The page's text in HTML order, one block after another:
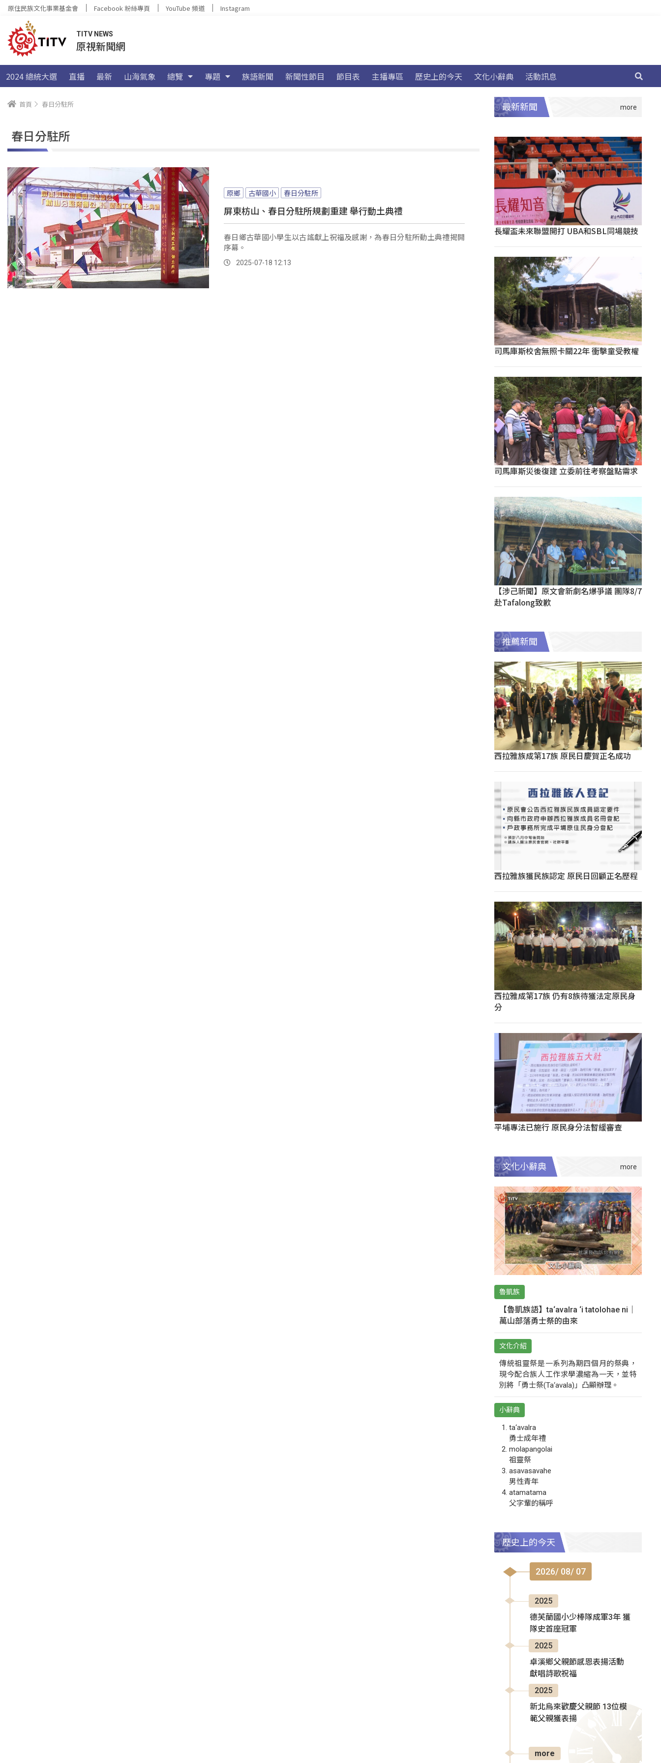
原住民族文化事業基金會 Facebook 粉絲專頁 YouTube 頻道 Instagram
TITV NEWS
原視新聞網
2024 總統大選 直播 最新 山海氣象 總覽 專題 族語新聞 新聞性節目 節目表 主播專區 歷史上的今天 文化小辭典 活動訊息
首頁 春日分駐所
春日分駐所
原鄉 古華國小 春日分駐所
屏東枋山、春日分駐所規劃重建 舉行動土典禮
春日鄉古華國小學生以古謠獻上祝福及感謝，為春日分駐所動土典禮揭開
序幕。
2025-07-18 12:13
最新新聞
長耀盃未來聯盟開打 UBA和SBL同場競技
司馬庫斯校舍無照卡關22年 衝擊童受教權
司馬庫斯災後復建 立委前往考察盤點需求
【涉己新聞】原文會新劇名爆爭議 團隊8/7
赴Tafalong致歉
推薦新聞
西拉雅族成第17族 原民日慶賀正名成功
西拉雅族獲民族認定 原民日回顧正名歷程
西拉雅成第17族 仍有8族待獲法定原民身
分
平埔專法已施行 原民身分法暫緩審查
文化小辭典
魯凱族
【魯凱族語】ta‘avalra ‘i tatolohae ni｜
萬山部落勇士祭的由來
文化介紹
傳統祖靈祭是一系列為期四個月的祭典，
現今配合族人工作求學濃縮為一天，並特
別將「勇士祭(Ta‘avala)」凸顯辦理。
小辭典
ta‘avalra
勇士成年禮
molapangolai
祖靈祭
asavasavahe
男性青年
atamatama
父字輩的稱呼
歷史上的今天
2026/ 08/ 07
2025
德芙蘭國小少棒隊成軍3年 獲
隊史首座冠軍
2025
卓溪鄉父親節感恩表揚活動
獻唱詩歌祝福
2025
新北烏來歡慶父親節 13位模
範父親獲表揚
more